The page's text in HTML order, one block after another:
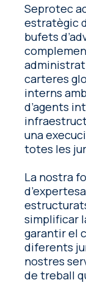
Seprotec
estratègic
bufets
carteres
interns
d’agents
una
totes les
La nostra
simplificar
garantir el
diferents
nostres
de treball